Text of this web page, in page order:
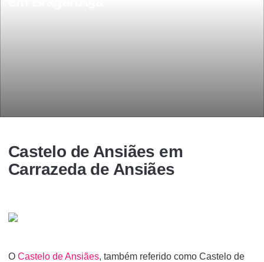
Castelo de Ansiães em
Carrazeda de Ansiães
O Castelo de Ansiães, também referido como Castelo de